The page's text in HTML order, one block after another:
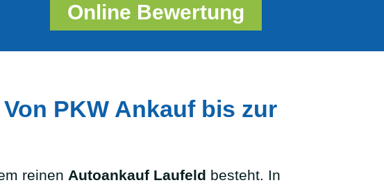
Online Bewertung
PKW Ankauf bis zur
reinen Autoankauf Laufeld besteht. In